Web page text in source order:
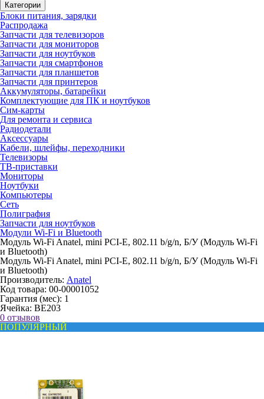
Категории
Блоки питания, зарядки
Распродажа
Запчасти для телевизоров
Запчасти для мониторов
Запчасти для ноутбуков
Запчасти для смартфонов
Запчасти для планшетов
Запчасти для принтеров
Аккумуляторы, батарейки
Комплектующие для ПК и ноутбуков
Сим-карты
Для ремонта и сервиса
Радиодетали
Аксессуары
Кабели, шлейфы, переходники
Телевизоры
ТВ-приставки
Мониторы
Ноутбуки
Компьютеры
Сеть
Полиграфия
Запчасти для ноутбуков
Модули Wi-Fi и Bluetooth
Модуль Wi-Fi Anatel, mini PCI-E, 802.11 b/g/n, Б/У (Модуль Wi-Fi
и Bluetooth)
Модуль Wi-Fi Anatel, mini PCI-E, 802.11 b/g/n, Б/У (Модуль Wi-Fi
и Bluetooth)
Производитель: Anatel
Код товара: 00-00001052
Гарантия (мес): 1
Ячейка: BE203
0 отзывов
ПОПУЛЯРНЫЙ